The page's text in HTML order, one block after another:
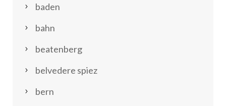
baden
bahn
beatenberg
belvedere spiez
bern